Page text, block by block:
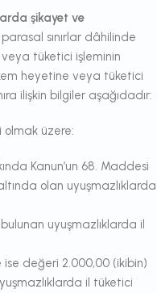
şikayet ve
sınırlar dâhilinde
tüketici işleminin
heyetine veya tüketici
ilişkin bilgiler aşağıdadır:
üzere:
Kanun’un 68. Maddesi
olan uyuşmazlıklarda
uyuşmazlıklarda il
değeri 2.000,00 (ikibin)
il tüketici